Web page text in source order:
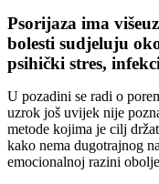
Psorijaza ima
bolesti sudjeluju
psihički stres,
U pozadini se radi o
uzrok još uvijek nije
metode kojima je cilj
kako nema dugotrajnog
emocionalnoj razini